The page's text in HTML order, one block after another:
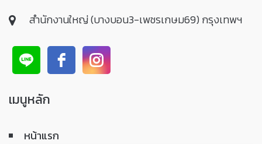
สำนักงานใหญ่ (บางบอน3-เพชรเกษม69) กรุงเทพฯ
เมนูหลัก
หน้าแรก